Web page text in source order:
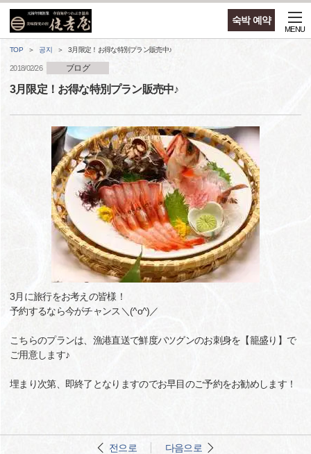
숙박 예약
MENU
TOP 공지 3月限定！お得な特別プラン販売中♪
2018/02/26 ブログ
3月限定！お得な特別プラン販売中♪
3月に旅行をお考えの皆様！
予約するなら今がチャンス＼(^o^)／
こちらのプランは、漁港直送で鮮度バツグンのお刺身を【籠盛り】で
ご用意します♪
埋まり次第、即終了となりますのでお早目のご予約をお勧めします！
전으로 다음으로